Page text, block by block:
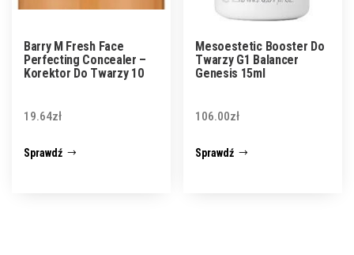
Barry M Fresh Face
Perfecting Concealer –
Korektor Do Twarzy 10
19.64zł
Sprawdź
Mesoestetic Booster Do
Twarzy G1 Balancer
Genesis 15ml
106.00zł
Sprawdź